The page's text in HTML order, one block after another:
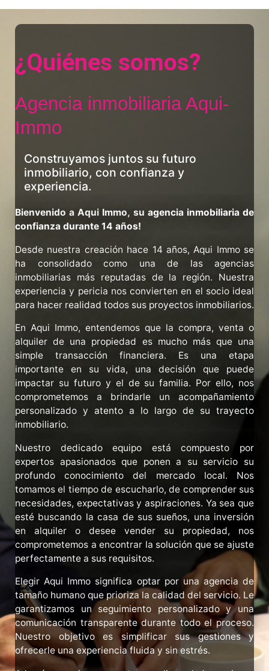
¿Quiénes somos?
Agencia inmobiliaria Aqui-
Immo
Construyamos juntos su futuro
inmobiliario, con confianza y
experiencia.
BienvenidoaAqui Immo, su agencia inmobiliariade
confianza durante 14 años!
Desde nuestra creación hace 14 años,Aqui Immo se
ha consolidado como una de las agencias
inmobiliarias más reputadas de la región. Nuestra
experienciay pericia nos conviertenen el socio ideal
para hacer realidad todos sus proyectos inmobiliarios.
En Aqui Immo, entendemos que la compra, venta o
alquilerde una propiedad es mucho más que una
simple transacción financiera. Es una etapa
importante en su vida, una decisión que puede
impactar su futuro y el de sufamilia. Porello, nos
comprometemos a brindarle un acompañamiento
personalizado y atento a lo largo de su trayecto
inmobiliario.
Nuestro dedicadoequipo estácompuesto por
expertos apasionadosque ponena su servicio su
profundoconocimientodel mercado local. Nos
tomamosel tiempode escucharlo,de comprender sus
necesidades, expectativasyaspiraciones. Ya seaque
esté buscando lacasa de sus sueños, una inversión
en alquiler o desee vender su propiedad, nos
comprometemos aencontrar la solución que seajuste
perfectamente a sus requisitos.
ElegirAqui Immo significa optar por una agencia de
tamaño humano que prioriza la calidad del servicio. Le
garantizamos un seguimiento personalizadoyuna
comunicación transparentedurante todoelproceso.
Nuestro objetivo es simplificar susgestionesy
ofrecerleuna experiencia fluiday sinestrés.